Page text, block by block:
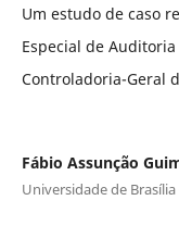
Um estudo de caso
Especial de
Controladoria-Geral
Fábio Assunção
Universidade de Brasília